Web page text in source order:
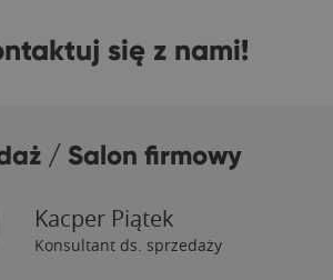
się z nami!
/ Salon firmowy
Kacper Piątek
Konsultant ds. sprzedaży